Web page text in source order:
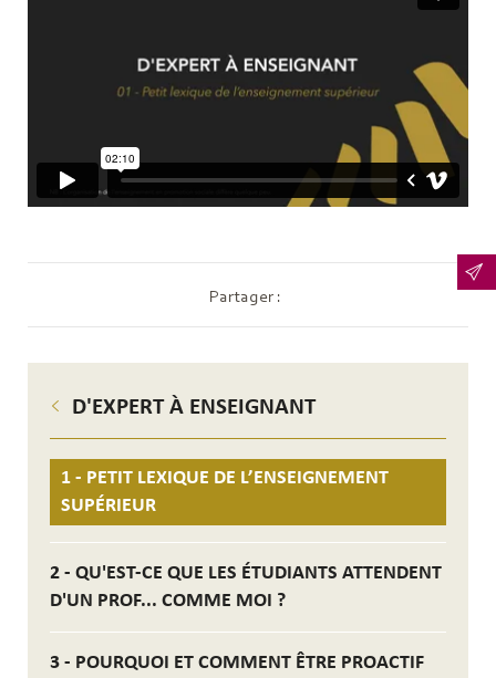
D'EXPERT À ENSEIGNANT
1 - PETIT LEXIQUE DE L’ENSEIGNEMENT
SUPÉRIEUR
2 - QU'EST-CE QUE LES ÉTUDIANTS ATTENDENT
D'UN PROF... COMME MOI ?
3 - POURQUOI ET COMMENT ÊTRE PROACTIF
Partager :